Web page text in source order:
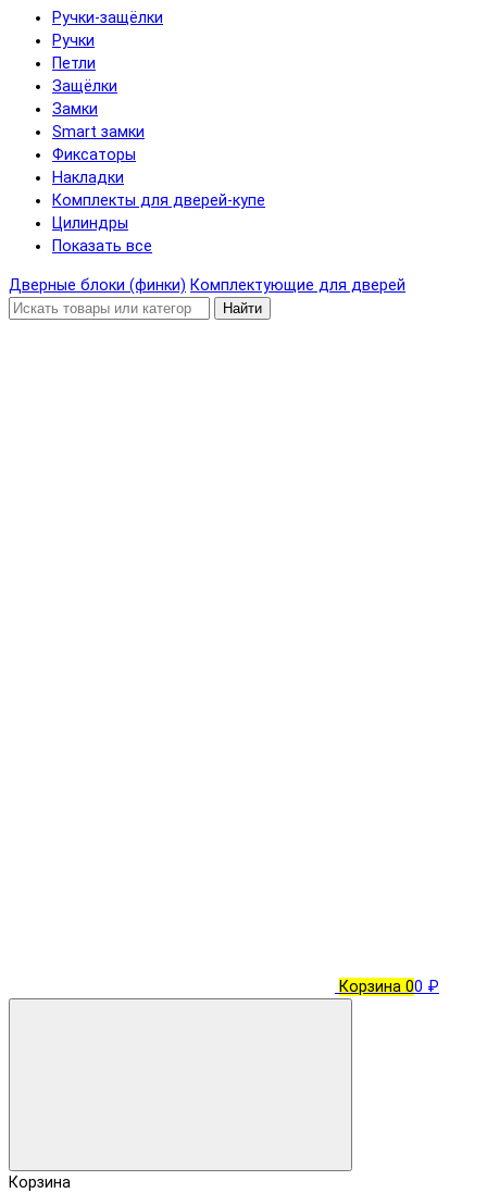
Ручки-защёлки
Ручки
Петли
Защёлки
Замки
Smart замки
Фиксаторы
Накладки
Комплекты для дверей-купе
Цилиндры
Показать все
Дверные блоки (финки) Комплектующие для дверей
Найти
Корзина 00 ₽
Корзина